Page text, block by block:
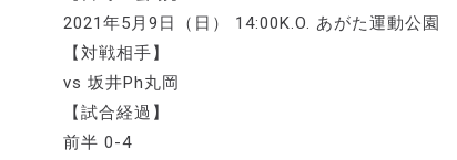
2021年5月9日（日） 14:00K.O. あがた運動公園
【対戦相手】
vs 坂井Ph丸岡
【試合経過】
前半 0-4